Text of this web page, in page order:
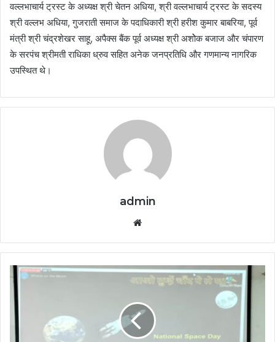
वल्लभाचार्य ट्रस्ट के अध्यक्ष श्री चेतन अधिया, श्री वल्लभाचार्य ट्रस्ट के सदस्य
श्री वल्लभ अधिया, गुजराती समाज के पदाधिकारी श्री हरीश कुमार बाबरिया, पूर्व
मंत्री श्री चंद्रशेखर साहू, अपैक्स बैंक पूर्व अध्यक्ष श्री अशोेक बजाज और चंपारण
के सरपंच श्रीमती राधिका ध्रुव सहित अनेक जनप्रतिधि और गणमान्य नागरिक
उपस्थित थे।
admin